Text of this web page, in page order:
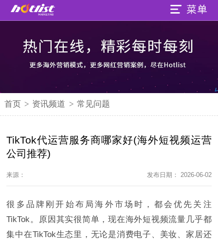
首页 > 资讯频道 > 常见问题
TikTok代运营服务商哪家好(海外短视频运营
公司推荐)
来源： 发布日期： 2026-06-02
很多品牌刚开始布局海外市场时，都会优先关注
TikTok。原因其实很简单，现在海外短视频流量几乎都
集中在TikTok生态里，无论是消费电子、美妆、家居还